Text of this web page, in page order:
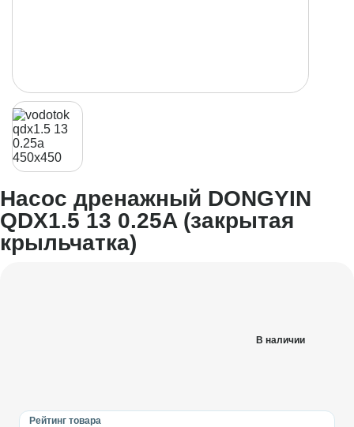
Насос дренажный DONGYIN
QDX1.5 13 0.25A (закрытая
крыльчатка)
В наличии
Рейтинг товара